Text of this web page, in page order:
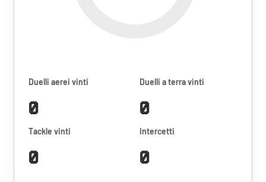
Duelli aerei vinti
0
Duelli a terra vinti
0
Tackle vinti
0
Intercetti
0